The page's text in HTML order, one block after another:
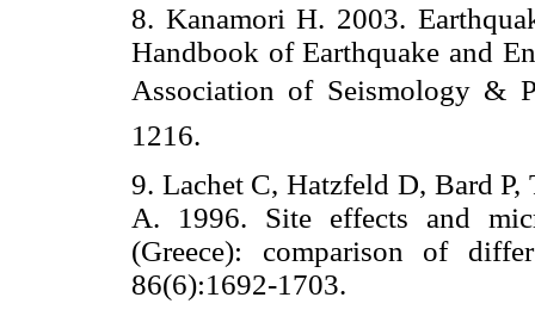
8. Kanamori H. 2003.
Handbook of Earthquake and
Association of Seismology &
1216.
9. Lachet C, Hatzfeld D, Bard
A. 1996. Site effects and
(Greece): comparison of
86(6):1692-1703.